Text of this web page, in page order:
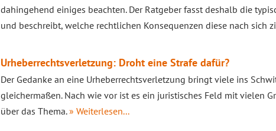
dahingehend einiges beachten. Der Ratgeber fasst deshalb die
und beschreibt, welche rechtlichen Konsequenzen diese nach sich
Urheberrechtsverletzung: Droht eine Strafe dafür?
Der Gedanke an eine Urheberrechtsverletzung bringt viele ins
gleichermaßen. Nach wie vor ist es ein juristisches Feld mit vielen
über das Thema.» Weiterlesen...